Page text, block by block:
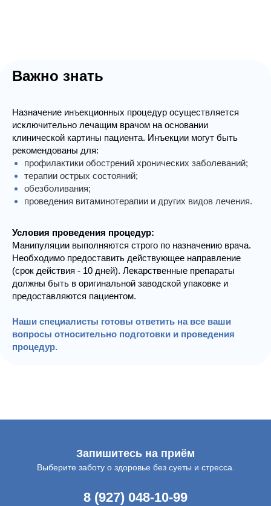
Важно знать
Назначение инъекционных процедур осуществляется
исключительно лечащим врачом на основании
клинической картины пациента. Инъекции могут быть
рекомендованы для:
профилактики обострений хронических заболеваний;
терапии острых состояний;
обезболивания;
проведения витаминотерапии и других видов лечения.
Условия проведения процедур:
Манипуляции выполняются строго по назначению врача.
Необходимо предоставить действующее направление
(срок действия - 10 дней). Лекарственные препараты
должны быть в оригинальной заводской упаковке и
предоставляются пациентом.
Наши специалисты готовы ответить на все ваши
вопросы относительно подготовки и проведения
процедур.
Запишитесь на приём
Выберите заботу о здоровье без суеты и стресса.
8 (927) 048-10-99